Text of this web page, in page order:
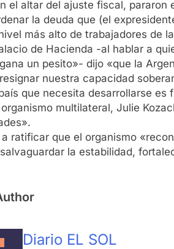
el altar del ajuste fiscal,
la deuda que (el
más alto de trabajadores de
de Hacienda -al hablar a
un pesito»- dijo «que la
nuestra capacidad
que necesita desarrollarse es
multilateral, Julie
ratificar que el organismo
la estabilidad,
Diario EL SOL